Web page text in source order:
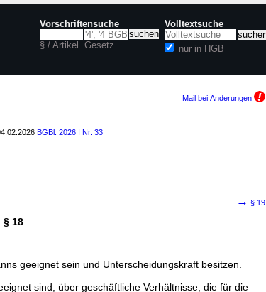
Vorschriftensuche
§ / Artikel Gesetz
Volltextsuche
nur in HGB
Mail bei Änderungen
BGBl. 2026 I Nr. 33
→ § 19
§ 18
geeignet sein und Unterscheidungskraft besitzen.
sind, über geschäftliche Verhältnisse, die für die